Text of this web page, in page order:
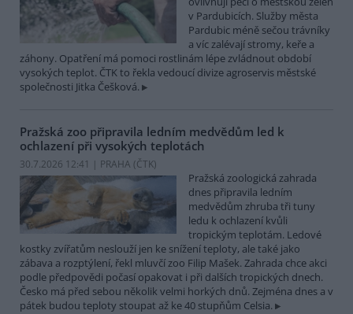
v Pardubicích. Služby města
Pardubic méně sečou trávníky
a víc zalévají stromy, keře a
záhony. Opatření má pomoci rostlinám lépe zvládnout období
vysokých teplot. ČTK to řekla vedoucí divize agroservis městské
společnosti Jitka Češková.
Pražská zoo připravila ledním medvědům led k
ochlazení při vysokých teplotách
30.7.2026 12:41 | PRAHA (ČTK)
Pražská zoologická zahrada
dnes připravila ledním
medvědům zhruba tři tuny
ledu k ochlazení kvůli
tropickým teplotám. Ledové
kostky zvířatům neslouží jen ke snížení teploty, ale také jako
zábava a rozptýlení, řekl mluvčí zoo Filip Mašek. Zahrada chce akci
podle předpovědi počasí opakovat i při dalších tropických dnech.
Česko má před sebou několik velmi horkých dnů. Zejména dnes a v
pátek budou teploty stoupat až ke 40 stupňům Celsia.